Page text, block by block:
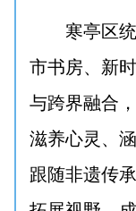
寒亭区
市书房、新
与跨界融合
滋养心灵、
跟随非遗传